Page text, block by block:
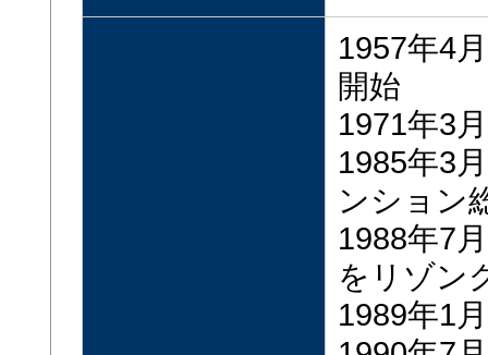
1957年4
開始
1971年3
1985年3
ンション
1988年7
をリゾン
1989年1